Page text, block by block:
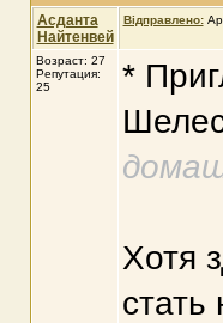
Асданта
Найтенвей
Відправлено:
Возраст: 27
Репутация:
25
*
Хотя